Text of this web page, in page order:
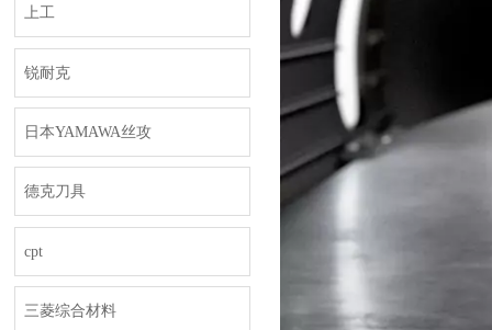
上工
锐耐克
日本YAMAWA丝攻
德克刀具
cpt
三菱综合材料